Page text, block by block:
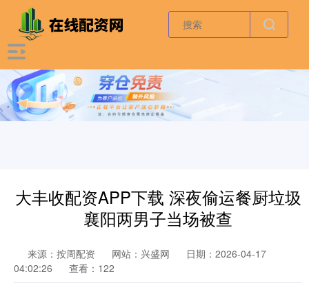
大丰收配资APP下载 深夜偷运餐厨垃圾
襄阳两男子当场被查
来源：按周配资 网站：兴盛网
日期：2026-04-17
04:02:26
查看：122